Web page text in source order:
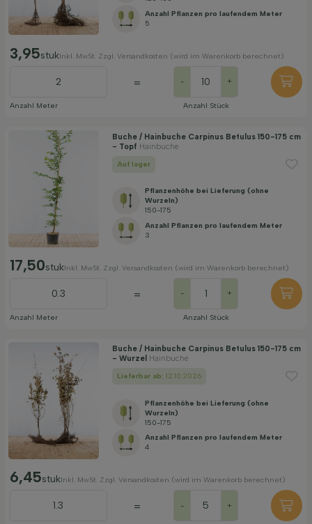
Anzahl Pflanzen pro laufendem Meter
5
3,95stukInkl. MwSt. Zzgl. Versandkosten (wird im Warenkorb berechnet)
Anzahl Meter
= - +
Anzahl Stück
Buche / Hainbuche Carpinus Betulus 150-175 cm
- Topf Hainbuche
Auf lager
Pflanzenhöhe bei Lieferung (ohne
Wurzeln)
150-175
Anzahl Pflanzen pro laufendem Meter
3
17,50stukInkl. MwSt. Zzgl. Versandkosten (wird im Warenkorb berechnet)
Anzahl Meter
= - +
Anzahl Stück
Buche / Hainbuche Carpinus Betulus 150-175 cm
- Wurzel Hainbuche
Lieferbar ab: 12.10.2026
Pflanzenhöhe bei Lieferung (ohne
Wurzeln)
150-175
Anzahl Pflanzen pro laufendem Meter
4
6,45stukInkl. MwSt. Zzgl. Versandkosten (wird im Warenkorb berechnet)
= - +